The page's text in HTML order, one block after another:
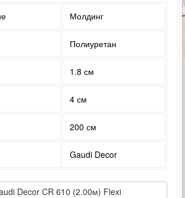
Молдинг
Полиуретан
1.8 см
4 см
200 см
Gaudi Decor
Decor CR 610 (2.00м) Flexi